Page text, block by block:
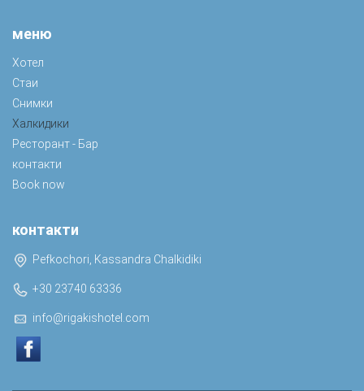
меню
Хотел
Стаи
Снимки
Халкидики
Ресторант - Бар
контакти
Book now
контакти
Pefkochori, Kassandra Chalkidiki
+30 23740 63336
info@rigakishotel.com